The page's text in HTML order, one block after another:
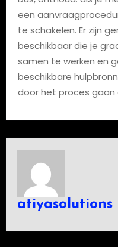
een
te schakelen. Er zijn
beschikbaar die je
samen te werken en
beschikbare
door het proces gaan
atiyasolutions